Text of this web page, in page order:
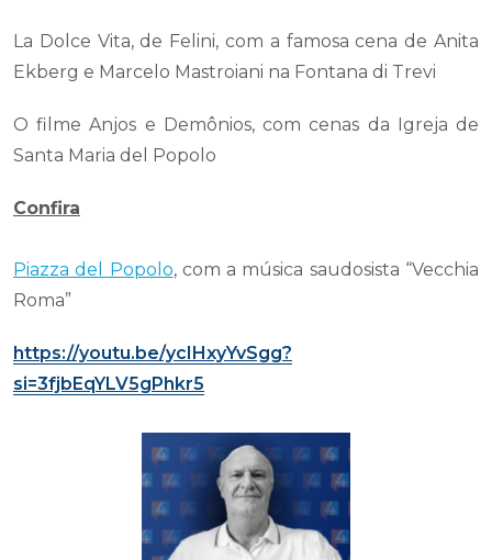
La Dolce Vita, de Felini, com a famosa cena de Anita
Ekberg e Marcelo Mastroiani na Fontana di Trevi
O filme Anjos e Demônios, com cenas da Igreja de
Santa Maria del Popolo
Confira
Piazza del Popolo, com a música saudosista “Vecchia
Roma”
https://youtu.be/ycIHxyYvSgg?
si=3fjbEqYLV5gPhkr5